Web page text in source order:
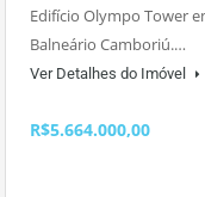
Edifício Olympo Tower
Balneário Camboriú.…
Ver Detalhes do Imóvel
R$5.664.000,00